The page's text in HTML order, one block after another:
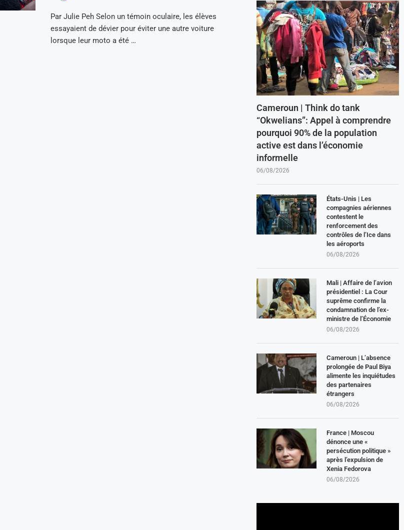
Par Julie Peh Selon un témoin oculaire, les élèves
essayaient de dévier pour éviter une autre voiture
lorsque leur moto a été …
Cameroun | Think do tank
“Okwelians”: Appel à comprendre
pourquoi 90% de la population
active est dans l’économie
informelle
06/08/2026
États-Unis | Les
compagnies aériennes
contestent le
renforcement des
contrôles de l’Ice dans
les aéroports
06/08/2026
Mali | Affaire de l’avion
présidentiel : La Cour
suprême confirme la
condamnation de l’ex-
ministre de l’Économie
06/08/2026
Cameroun | L’absence
prolongée de Paul Biya
alimente les inquiétudes
des partenaires
étrangers
06/08/2026
France | Moscou
dénonce une «
persécution politique »
après l’expulsion de
Xenia Fedorova
06/08/2026